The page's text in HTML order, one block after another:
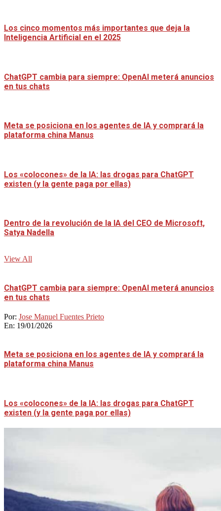
Los cinco momentos más importantes que deja la
Inteligencia Artificial en el 2025
ChatGPT cambia para siempre: OpenAI meterá anuncios
en tus chats
Meta se posiciona en los agentes de IA y comprará la
plataforma china Manus
Los «colocones» de la IA: las drogas para ChatGPT
existen (y la gente paga por ellas)
Dentro de la revolución de la IA del CEO de Microsoft,
Satya Nadella
View All
ChatGPT cambia para siempre: OpenAI meterá anuncios
en tus chats
Por: Jose Manuel Fuentes Prieto
En: 19/01/2026
Meta se posiciona en los agentes de IA y comprará la
plataforma china Manus
Los «colocones» de la IA: las drogas para ChatGPT
existen (y la gente paga por ellas)